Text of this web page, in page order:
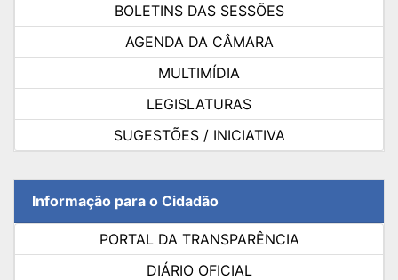
BOLETINS DAS SESSÕES
AGENDA DA CÂMARA
MULTIMÍDIA
LEGISLATURAS
SUGESTÕES / INICIATIVA
Informação para o Cidadão
PORTAL DA TRANSPARÊNCIA
DIÁRIO OFICIAL